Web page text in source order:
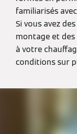
familiarisés
Si vous avez
montage et des
à votre
conditions sur